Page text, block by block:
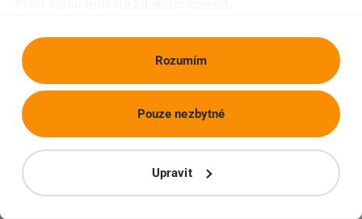
Rozumím
Upravit
Pouze nezbytné